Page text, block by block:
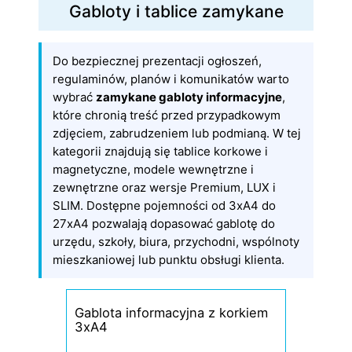
Gabloty i tablice zamykane
Do bezpiecznej prezentacji ogłoszeń,
regulaminów, planów i komunikatów warto
wybrać zamykane gabloty informacyjne,
które chronią treść przed przypadkowym
zdjęciem, zabrudzeniem lub podmianą. W tej
kategorii znajdują się tablice korkowe i
magnetyczne, modele wewnętrzne i
zewnętrzne oraz wersje Premium, LUX i
SLIM. Dostępne pojemności od 3xA4 do
27xA4 pozwalają dopasować gablotę do
urzędu, szkoły, biura, przychodni, wspólnoty
mieszkaniowej lub punktu obsługi klienta.
Gablota informacyjna z korkiem
3xA4